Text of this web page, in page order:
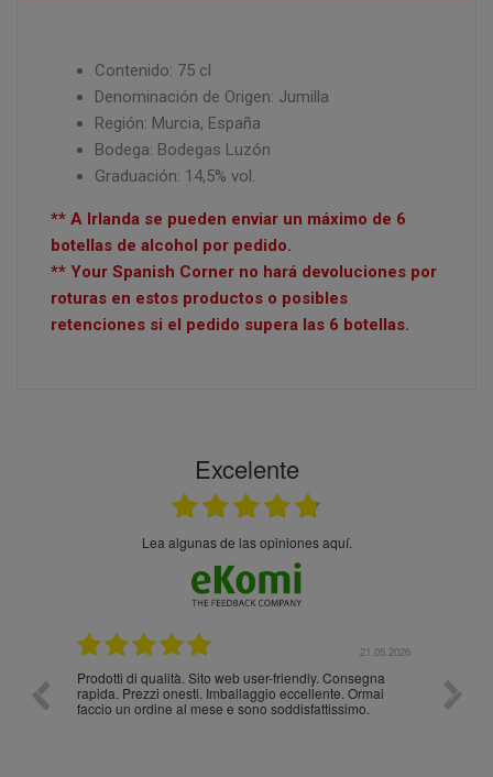
Contenido: 75 cl
Denominación de Origen: Jumilla
Región: Murcia, España
Bodega: Bodegas Luzón
Graduación: 14,5% vol.
** A Irlanda se pueden enviar un máximo de 6
botellas de alcohol por pedido.
** Your Spanish Corner no hará devoluciones por
roturas en estos productos o posibles
retenciones si el pedido supera las 6 botellas.
Excelente
Lea algunas de las opiniones aquí.
21.05.2026
Prodotti di qualità. Sito web user-friendly. Consegna
rapida. Prezzi onesti. Imballaggio eccellente. Ormai
faccio un ordine al mese e sono soddisfattissimo.
10/10